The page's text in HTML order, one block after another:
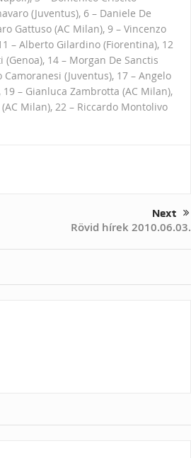
(Juventus), 6 – Daniele De
Gattuso (AC Milan), 9 – Vincenzo
– Alberto Gilardino (Fiorentina), 12
14 – Morgan De Sanctis
(Juventus), 17 – Angelo
– Gianluca Zambrotta (AC Milan),
Milan), 22 – Riccardo Montolivo
Next
Rövid hírek 2010.06.03.